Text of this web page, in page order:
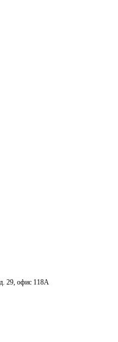
29, офис 118А